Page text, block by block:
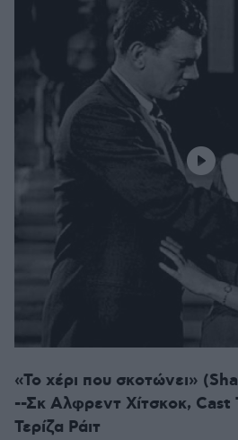
«Το χέρι που σκοτώνει»
--Σκ Αλφρεντ Χίτσκοκ, Cast
Τερίζα Ράιτ